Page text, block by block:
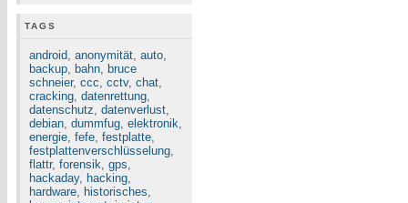
TAGS
android, anonymität, auto,
backup, bahn, bruce
schneier, ccc, cctv, chat,
cracking, datenrettung,
datenschutz, datenverlust,
debian, dummfug, elektronik,
energie, fefe, festplatte,
festplattenverschlüsselung,
flattr, forensik, gps,
hackaday, hacking,
hardware, historisches,